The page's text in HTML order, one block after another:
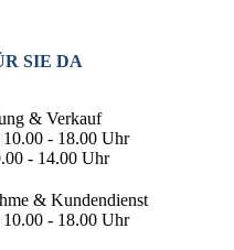
SIE DA
& Verkauf
- 18.00 Uhr
- 14.00 Uhr
& Kundendienst
- 18.00 Uhr